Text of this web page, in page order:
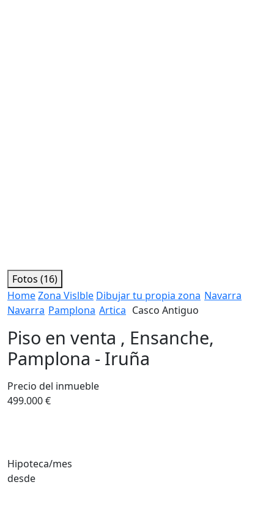
Fotos (16)
HomeZona Vislble Dibujar tu propia zona Navarra
Navarra Pamplona Artica Casco Antiguo
Piso en venta , Ensanche,
Pamplona - Iruña
Precio del inmueble
499.000 €
Hipoteca/mes
desde